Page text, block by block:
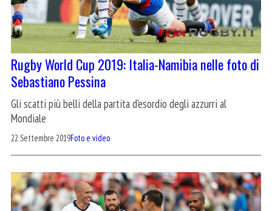
Rugby World Cup 2019: Italia-Namibia nelle foto di
Sebastiano Pessina
Gli scatti più belli della partita d'esordio degli azzurri al
Mondiale
22 Settembre 2019Foto e video